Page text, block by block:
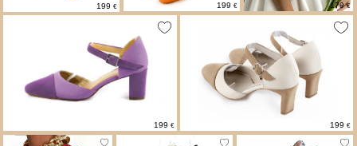
199€ 199 € 179€
199 € 199€